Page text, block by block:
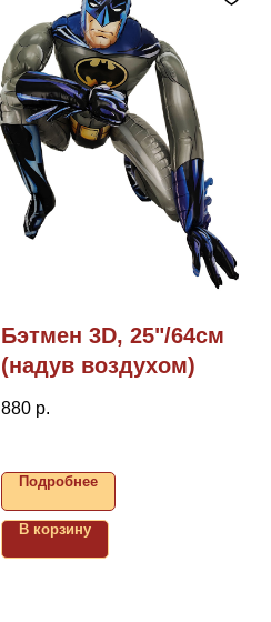
Бэтмен 3D, 25"/64см
(надув воздухом)
880 р.
Подробнее
В корзину